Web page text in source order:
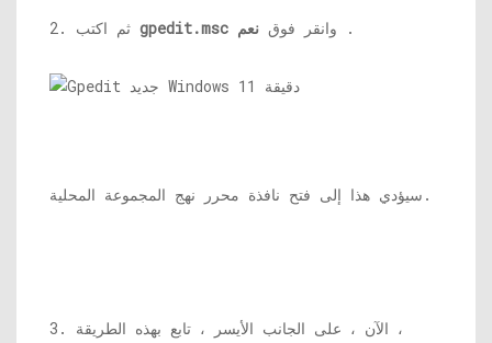
gpedit.msc وانقر فوق نعم .
سيؤدي هذا إلى فتح نافذة محرر نهج المجموعة المحلية.
3. الآن ، على الجانب الأيسر ، تابع بهذه الطريقة ،